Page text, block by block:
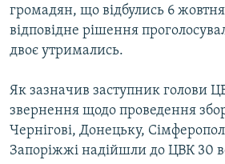
громадян, що відбулись 6
відповідне рішення
двоє утримались.
Як зазначив заступник голови
звернення щодо проведення
Чернігові, Донецьку,
Запоріжжі надійшли до ЦВК 30